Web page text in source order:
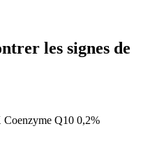
les signes de
Q10 0,2%